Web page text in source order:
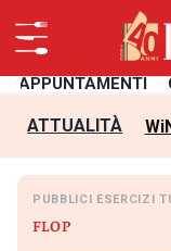
APPUNTAMENTI
ATTUALITÀ
PUBBLICI ESERCIZI
FLOP